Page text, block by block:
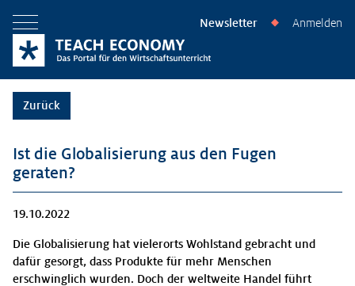
Menü öffnen Newsletter ◆ Anmelden
Zurück
Ist die Globalisierung aus den Fugen
geraten?
19.10.2022
Die Globalisierung hat vielerorts Wohlstand gebracht und
dafür gesorgt, dass Produkte für mehr Menschen
erschwinglich wurden. Doch der weltweite Handel führt